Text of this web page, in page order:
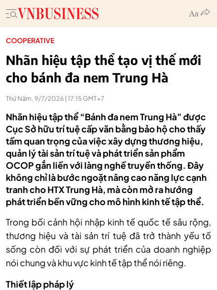
COOPERATIVE
Nhãn hiệu tập thể tạo vị thế mới
cho bánh đa nem Trung Hà
Thứ Năm, 9/7/2026 | 17:15 GMT+7
Nhãn hiệu tập thể “Bánh đa nem Trung Hà” được
Cục Sở hữu trí tuệ cấp văn bằng bảo hộ cho thấy
tầm quan trọng của việc xây dựng thương hiệu,
quản lý tài sản trí tuệ và phát triển sản phẩm
OCOP gắn liền với làng nghề truyền thống. Đây
không chỉ là bước ngoặt nâng cao năng lực cạnh
tranh cho HTX Trung Hà, mà còn mở ra hướng
phát triển bền vững cho mô hình kinh tế tập thể.
Trong bối cảnh hội nhập kinh tế quốc tế sâu rộng,
thương hiệu và tài sản trí tuệ đã trở thành yếu tố
sống còn đối với sự phát triển của doanh nghiệp
nói chung và khu vực kinh tế tập thể nói riêng.
Thiết lập pháp lý